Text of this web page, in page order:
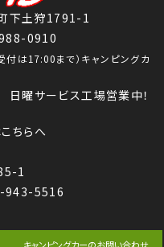
下土狩1791-1
0910
付は17:00まで）キャンピングカ
日曜サービス工場営業中！
ちらへ
1
943-5516
ツ All Rights Reserved.